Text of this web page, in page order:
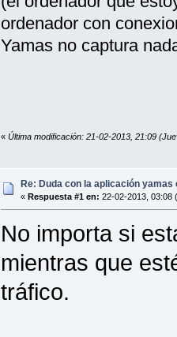
ordenador con
Yamas no captura
« Última modificación: 21-02-2013, 21:09
Re: Duda con la aplicación yamas
« Respuesta #1 en: 22-02-2013, 03:08
No importa si
mientras que
tráfico.